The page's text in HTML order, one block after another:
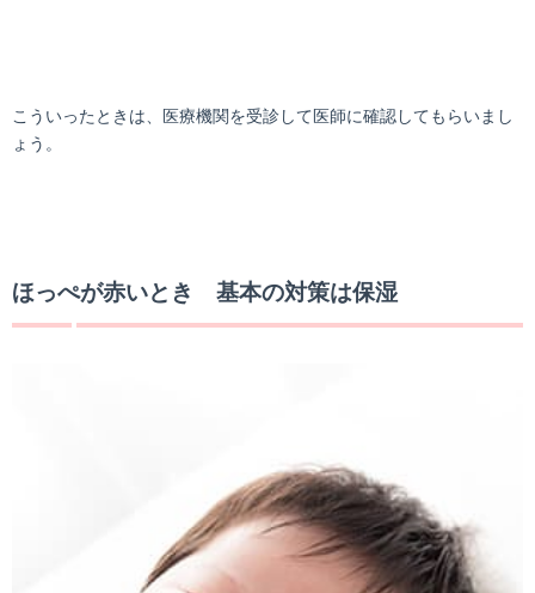
こういったときは、医療機関を受診して医師に確認してもらいまし
ょう。
ほっぺが赤いとき 基本の対策は保湿